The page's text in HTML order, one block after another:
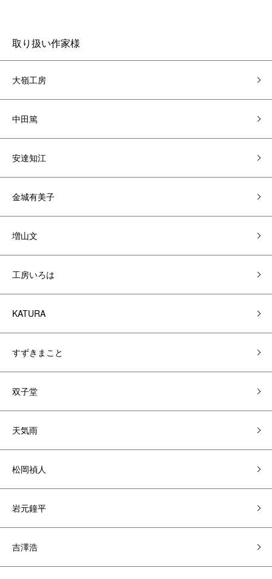
取り扱い作家様
大嶺工房
中田篤
安達知江
金城有美子
増山文
工房いろは
KATURA
すずきまこと
双子堂
天気雨
松岡禎人
岩元鐘平
吉澤浩